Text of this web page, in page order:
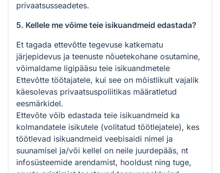
privaatsusseadetes.
5. Kellele me võime teie isikuandmeid edastada?
Et tagada ettevõtte tegevuse katkematu
järjepidevus ja teenuste nõuetekohane osutamine,
võimaldame ligipääsu teie isikuandmetele
Ettevõtte töötajatele, kui see on mõistlikult vajalik
käesolevas privaatsuspoliitikas määratletud
eesmärkidel.
Ettevõte võib edastada teie isikuandmeid ka
kolmandatele isikutele (volitatud töötlejatele), kes
töötlevad isikuandmeid veebisaidi nimel ja
suunamisel ja/või kellel on neile juurdepääs, nt
infosüsteemide arendamist, hooldust ning tuge,